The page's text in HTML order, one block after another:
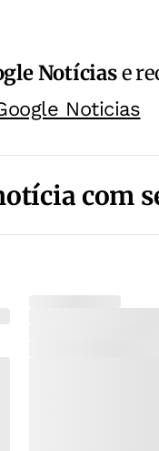
Notíciase
Noticias
com